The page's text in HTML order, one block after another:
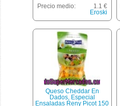
Precio medio:
1.1 €
Eroski
Queso Cheddar En
Dados, Especial
Ensaladas Reny Picot 150